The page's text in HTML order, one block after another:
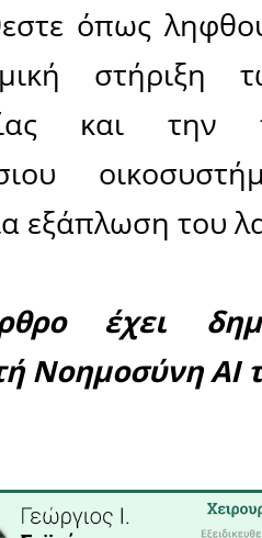
Στο
για
η οποία,